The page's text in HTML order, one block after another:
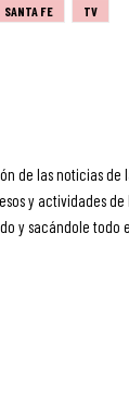
SANTA FE TV
de las noticias de
y actividades
y sacándole todo